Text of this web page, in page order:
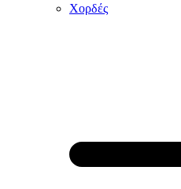
Χορδές